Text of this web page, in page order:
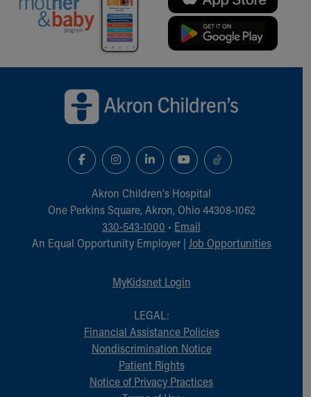
Akron Children‘s Hospital
One Perkins Square, Akron, Ohio 44308-1062
330-543-1000 • Email
An Equal Opportunity Employer | Job Opportunities
MyKidsnet Login
LEGAL:
Financial Assistance Policies
Nondiscrimination Notice
Patient Rights
Notice of Privacy Practices